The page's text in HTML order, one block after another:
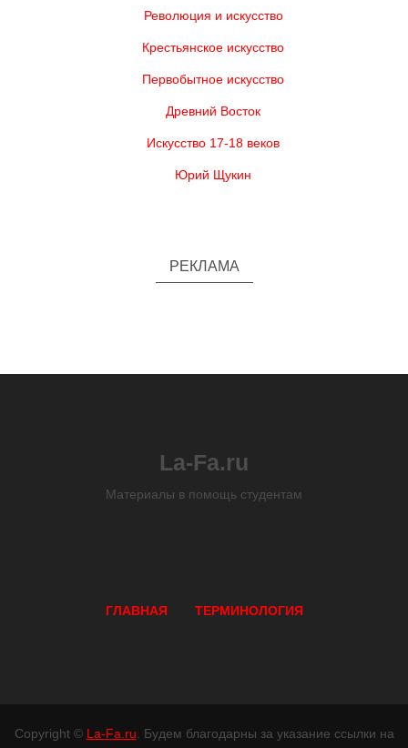
Революция и искусство
Крестьянское искусство
Первобытное искусство
Древний Восток
Искусство 17-18 веков
Юрий Щукин
РЕКЛАМА
La-Fa.ru
Материалы в помощь студентам
ГЛАВНАЯ ТЕРМИНОЛОГИЯ
Copyright © La-Fa.ru . Будем благодарны за указание ссылки на